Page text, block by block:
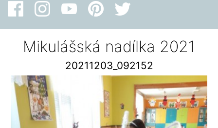
Mikulášská nadílka 2021
20211203_092152